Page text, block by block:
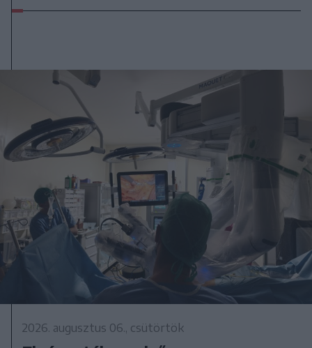
2026. augusztus 06., csütörtök